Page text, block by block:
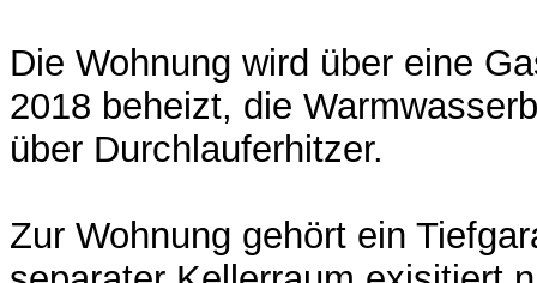
Die Wohnung wird über eine
2018 beheizt, die
über Durchlauferhitzer.
Zur Wohnung gehört ein